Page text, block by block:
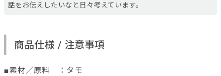
話をお伝えしたいなと日々考えています。
商品仕様 / 注意事項
■素材／原料 ：タモ